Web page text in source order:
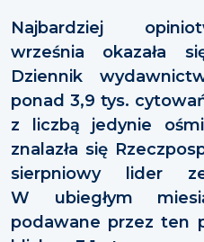
Najbardziej
września okazała
Dziennik
ponad 3,9 tys.
z liczbą jedynie
znalazła się
sierpniowy lider
W ubiegłym
podawane przez ten